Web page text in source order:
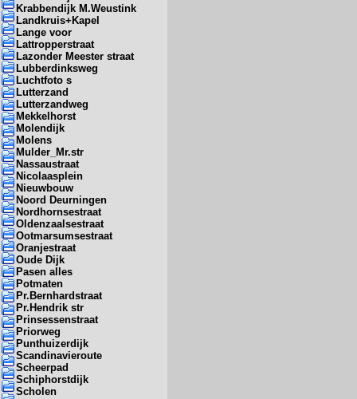
Krabbendijk M.Weustink
Landkruis+Kapel
Lange voor
Lattropperstraat
Lazonder Meester straat
Lubberdinksweg
Luchtfoto s
Lutterzand
Lutterzandweg
Mekkelhorst
Molendijk
Molens
Mulder_Mr.str
Nassaustraat
Nicolaasplein
Nieuwbouw
Noord Deurningen
Nordhornsestraat
Oldenzaalsestraat
Ootmarsumsestraat
Oranjestraat
Oude Dijk
Pasen alles
Potmaten
Pr.Bernhardstraat
Pr.Hendrik str
Prinsessenstraat
Priorweg
Punthuizerdijk
Scandinavieroute
Scheerpad
Schiphorstdijk
Scholen